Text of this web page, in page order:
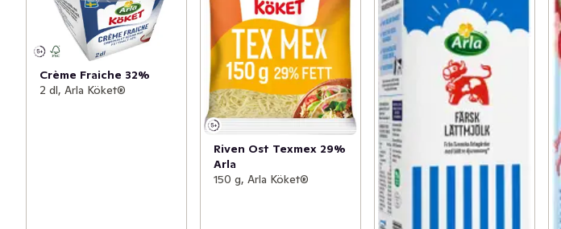
Crème Fraiche 32%
2 dl, Arla Köket®
Riven Ost Texmex 29%
Arla
150 g, Arla Köket®